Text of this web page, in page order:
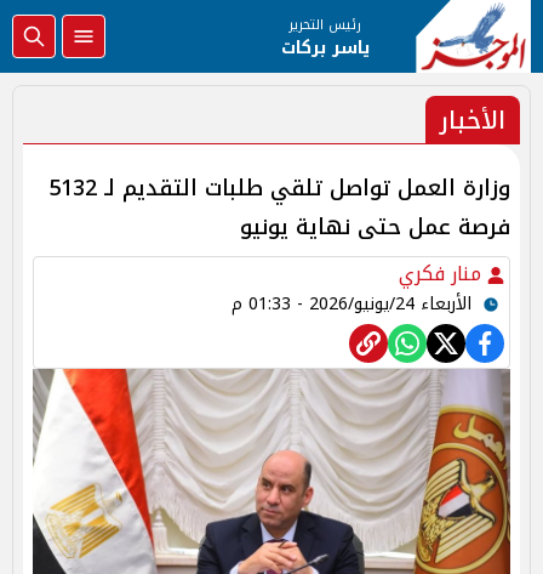
رئيس التحرير
ياسر بركات
الأخبار
وزارة العمل تواصل تلقي طلبات التقديم لـ 5132
فرصة عمل حتى نهاية يونيو
منار فكري
الأربعاء 24/يونيو/2026 - 01:33 م